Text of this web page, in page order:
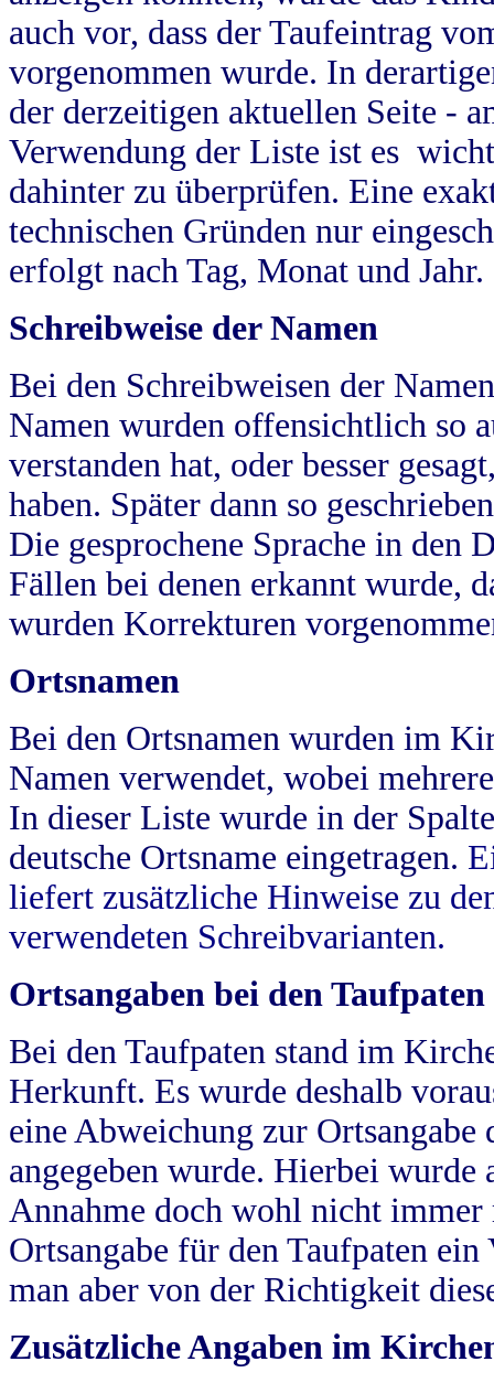
auch vor, dass der Taufeintrag
vorgenommen wurde. In
der derzeitigen aktuellen Seite -
Verwendung der Liste ist es
dahinter zu überprüfen. Eine
technischen Gründen nur
erfolgt nach Tag, Monat und Jahr.
Schreibweise der Namen
Bei den Schreibweisen der
Namen wurden offensichtlich so
verstanden hat, oder besser
haben. Später dann so
Die gesprochene Sprache in
Fällen bei denen erkannt wurde,
wurden Korrekturen
Ortsnamen
Bei den Ortsnamen wurden im
Namen verwendet, wobei
In dieser Liste wurde in der
deutsche Ortsname eingetragen.
liefert zusätzliche Hinweise zu
verwendeten Schreibvarianten.
Ortsangaben bei den Taufpaten
Bei den Taufpaten stand im
Herkunft. Es wurde deshalb
eine Abweichung zur
angegeben wurde. Hierbei wurde
Annahme doch wohl nicht
Ortsangabe für den Taufpaten
man aber von der Richtigkeit
Zusätzliche Angaben im